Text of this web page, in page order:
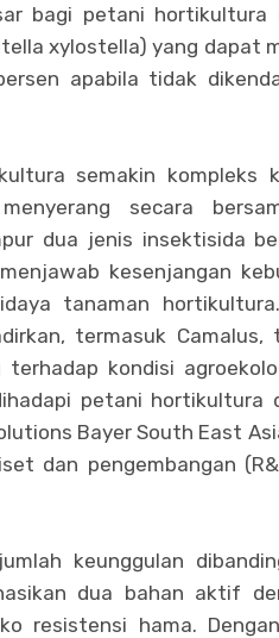
bagi petani hortikultura
xylostella) yang dapat
apabila tidak
semakin kompleks
secara
dua jenis insektisida
kesenjangan
tanaman
termasuk Camalus,
kondisi
petani hortikultura
Bayer South East
dan pengembangan
keunggulan
dua bahan aktif
resistensi hama.